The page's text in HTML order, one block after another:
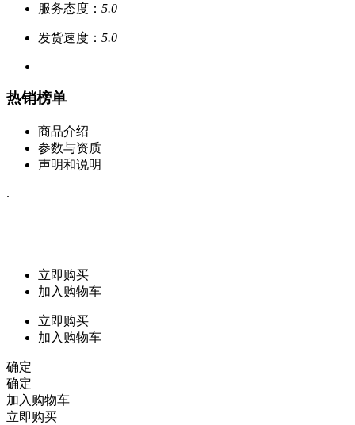
服务态度： 5.0
发货速度： 5.0
热销榜单
商品介绍
参数与资质
声明和说明
.
立即购买
加入购物车
立即购买
加入购物车
确定
确定
加入购物车
立即购买